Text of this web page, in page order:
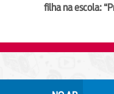
filha na escola: